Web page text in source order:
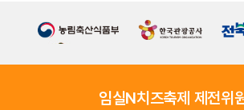
임실N치즈축제 제전위